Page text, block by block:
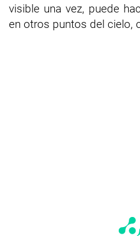
visible una vez, puede
en otros puntos del cielo,